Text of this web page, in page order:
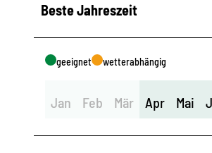
Beste Jahreszeit
geeignet wetterabhängig
Jan Feb Mär Apr Mai